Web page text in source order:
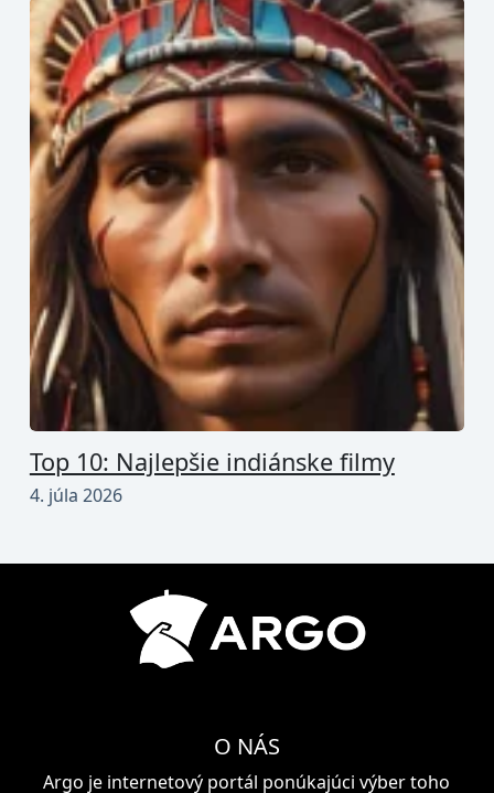
Top 10: Najlepšie indiánske filmy
4. júla 2026
O NÁS
Argo je internetový portál ponúkajúci výber toho